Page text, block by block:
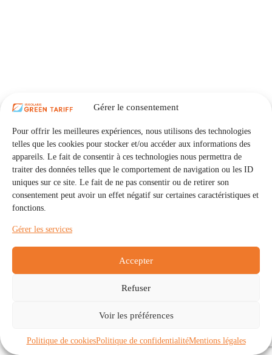
Gérer le consentement
Pour offrir les meilleures expériences, nous utilisons des technologies
telles que les cookies pour stocker et/ou accéder aux informations des
appareils. Le fait de consentir à ces technologies nous permettra de
traiter des données telles que le comportement de navigation ou les ID
uniques sur ce site. Le fait de ne pas consentir ou de retirer son
consentement peut avoir un effet négatif sur certaines caractéristiques et
fonctions.
Gérer les services
Accepter
Refuser
Voir les préférences
Politique de cookiesPolitique de confidentialitéMentions légales
Communautés
À propos
Politique de cookies (UE)